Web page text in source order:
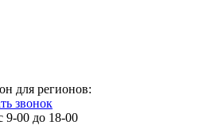
для регионов:
звонок
9-00 до 18-00